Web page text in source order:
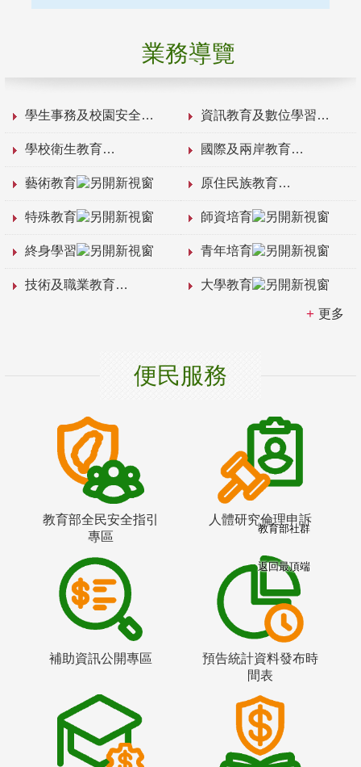
業務導覽
學生事務及校園安全 資訊教育及數位學習
學校衛生教育 國際及兩岸教育
藝術教育 原住民族教育
特殊教育 師資培育
終身學習 青年培育
技術及職業教育 大學教育
更多
便民服務
教育部全民安全指引
專區
人體研究倫理申訴
補助資訊公開專區
預告統計資料發布時
間表
教育部社群
返回最頂端